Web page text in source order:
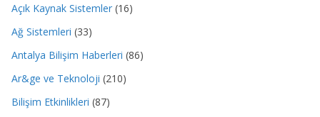
Açık Kaynak Sistemler (16)
Ağ Sistemleri (33)
Antalya Bilişim Haberleri (86)
Ar&ge ve Teknoloji (210)
Bilişim Etkinlikleri (87)